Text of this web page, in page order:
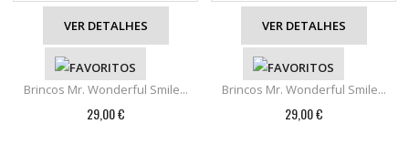
VER DETALHES
Brincos Mr. Wonderful Smile...
29,00 €
VER DETALHES
Brincos Mr. Wonderful Smile...
29,00 €